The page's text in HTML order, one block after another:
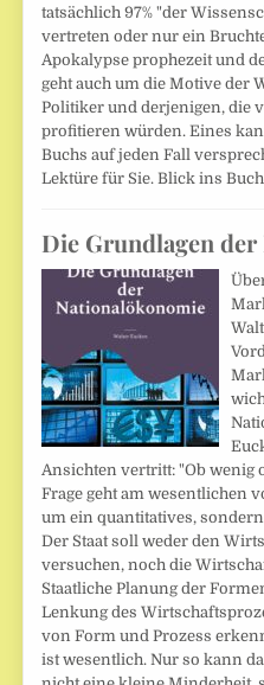
tatsächlich 97% "der
vertreten oder nur ein
Apokalypse prophezeit und
geht auch um die Motive der
Politiker und derjenigen, die
profitieren würden. Eines
Buchs auf jeden Fall
Lektüre für Sie. Blick ins
Die Grundlagen
Ansichten vertritt: "Ob wenig
Frage geht am wesentlichen
um ein quantitatives,
Der Staat soll weder den
versuchen, noch die
Staatliche Planung der
Lenkung des
von Form und Prozess
ist wesentlich. Nur so kann